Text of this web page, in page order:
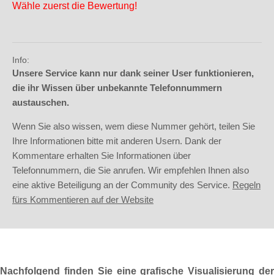
Wähle zuerst die Bewertung!
Info:
Unsere Service kann nur dank seiner User funktionieren,
die ihr Wissen über unbekannte Telefonnummern
austauschen.
Wenn Sie also wissen, wem diese Nummer gehört, teilen Sie
Ihre Informationen bitte mit anderen Usern. Dank der
Kommentare erhalten Sie Informationen über
Telefonnummern, die Sie anrufen. Wir empfehlen Ihnen also
eine aktive Beteiligung an der Community des Service. Regeln
fürs Kommentieren auf der Website
Nachfolgend finden Sie eine grafische Visualisierung der